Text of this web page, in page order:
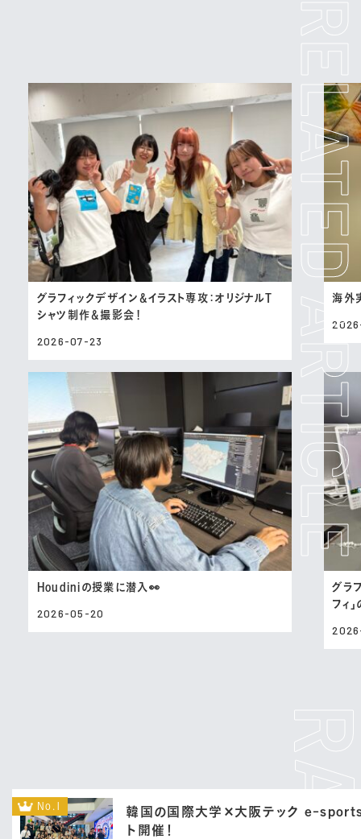
グラフィックデザイン＆イラスト専攻：オリジナルT
シャツ制作＆撮影会！
2026-07-23
海外
Houdiniの授業に潜入👀
2026-05-20
グラ
フィ
No.1
韓国の国際大学×大阪テック e-
ト開催！